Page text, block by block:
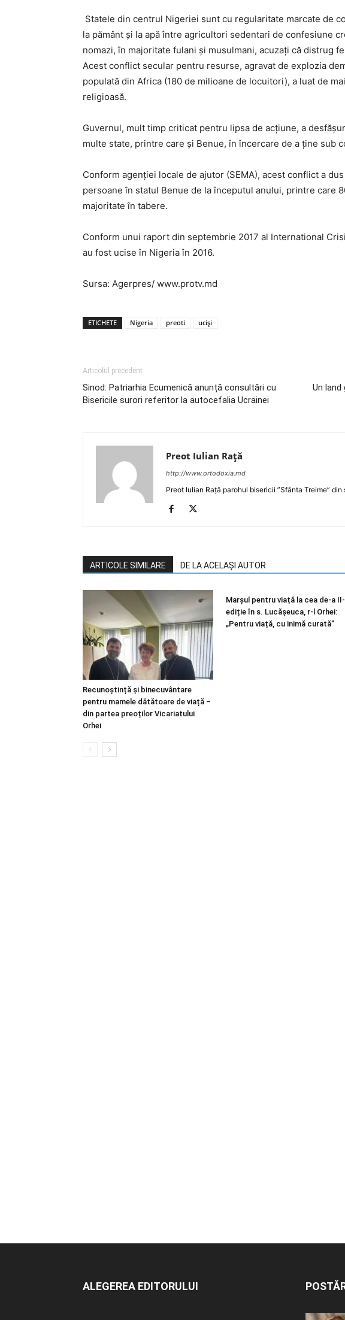
Statele din centrul Nigeriei sunt cu regularitate marcate de
la pământ şi la apă între agricultori sedentari de confesiune
nomazi, în majoritate fulani şi musulmani, acuzaţi că distrug
Acest conflict secular pentru resurse, agravat de explozia
populată din Africa (180 de milioane de locuitori), a luat de
religioasă.
Guvernul, mult timp criticat pentru lipsa de acţiune, a
multe state, printre care şi Benue, în încercare de a ţine sub
Conform agenţiei locale de ajutor (SEMA), acest conflict a
persoane în statul Benue de la începutul anului, printre care
majoritate în tabere.
Conform unui raport din septembrie 2017 al International
au fost ucise în Nigeria în 2016.
Sursa: Agerpres/ www.protv.md
ETICHETE Nigeria preoti uciși
Articolul precedent
Sinod: Patriarhia Ecumenică anunță consultări cu
Bisericile surori referitor la autocefalia Ucrainei
Un
Preot Iulian Raţă
http://www.ortodoxia.md
Preot Iulian Rață parohul bisericii ”Sfânta Treime”
ARTICOLE SIMILARE DE LA ACELAȘI AUTOR
Recunoștință și binecuvântare
pentru mamele dătătoare de viață –
din partea preoților Vicariatului
Orhei
Marșul pentru viață la cea de-a
ediție în s. Lucășeuca, r-l Orhei:
„Pentru viață, cu inimă curată”
ALEGEREA EDITORULUI